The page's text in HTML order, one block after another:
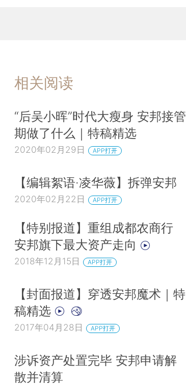
相关阅读
“后吴小晖”时代大瘦身 安邦接管
期做了什么｜特稿精选
2020年02月29日 APP打开
【编辑絮语·凌华薇】拆弹安邦
2020年02月22日 APP打开
【特别报道】重组成都农商行
安邦旗下最大资产走向
2018年12月15日 APP打开
【封面报道】穿透安邦魔术｜特
稿精选
2017年04月28日 APP打开
涉诉资产处置完毕 安邦申请解
散并清算